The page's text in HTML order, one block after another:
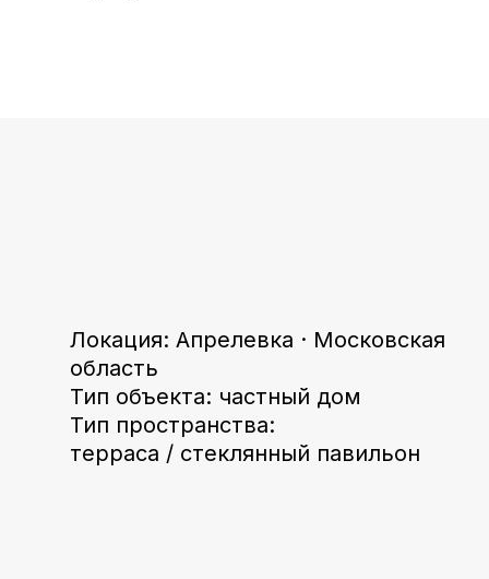
Локация: Апрелевка · Московская
область
Тип объекта: частный дом
Тип пространства:
терраса / стеклянный павильон